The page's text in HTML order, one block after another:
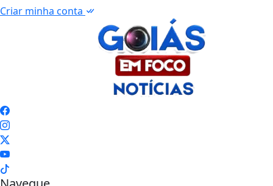
Criar minha conta